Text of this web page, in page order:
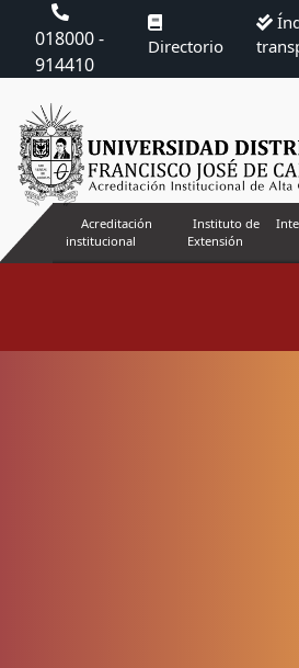
018000 -
914410
Directorio
Acreditación
institucional
Instituto de
Extensión